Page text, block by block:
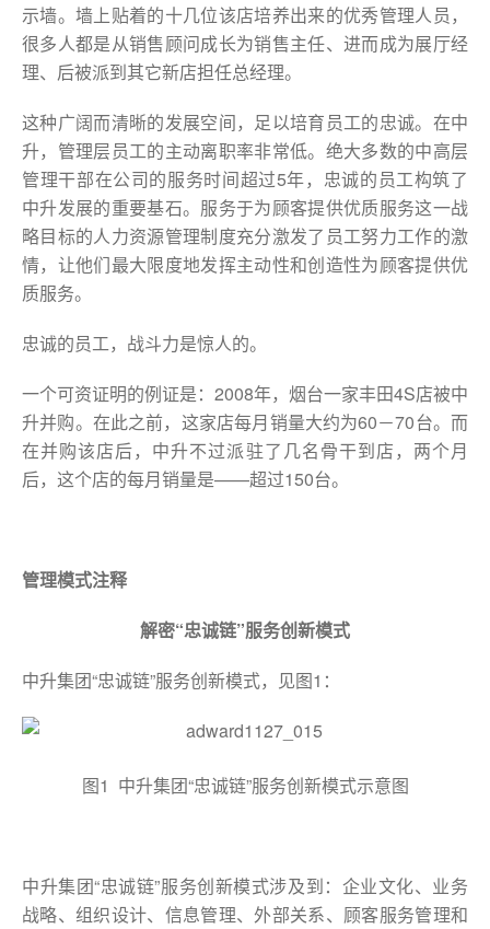
示墙。墙上贴着的十几位该店培养出来的优秀管理人员，
很多人都是从销售顾问成长为销售主任、进而成为展厅经
理、后被派到其它新店担任总经理。
这种广阔而清晰的发展空间，足以培育员工的忠诚。在中
升，管理层员工的主动离职率非常低。绝大多数的中高层
管理干部在公司的服务时间超过5年，忠诚的员工构筑了
中升发展的重要基石。服务于为顾客提供优质服务这一战
略目标的人力资源管理制度充分激发了员工努力工作的激
情，让他们最大限度地发挥主动性和创造性为顾客提供优
质服务。
忠诚的员工，战斗力是惊人的。
一个可资证明的例证是：2008年，烟台一家丰田4S店被中
升并购。在此之前，这家店每月销量大约为60－70台。而
在并购该店后，中升不过派驻了几名骨干到店，两个月
后，这个店的每月销量是——超过150台。
管理模式注释
解密“忠诚链”服务创新模式
中升集团“忠诚链”服务创新模式，见图1：
图1 中升集团“忠诚链”服务创新模式示意图
中升集团“忠诚链”服务创新模式涉及到：企业文化、业务
战略、组织设计、信息管理、外部关系、顾客服务管理和